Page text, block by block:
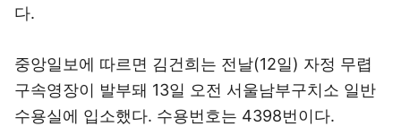
다.
중앙일보에 따르면 김건희는 전날(12일) 자정 무렵
구속영장이 발부돼 13일 오전 서울남부구치소 일반
수용실에 입소했다. 수용번호는 4398번이다.